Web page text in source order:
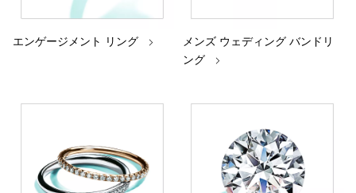
エンゲージメント リング
メンズ ウェディング バンドリ
ング